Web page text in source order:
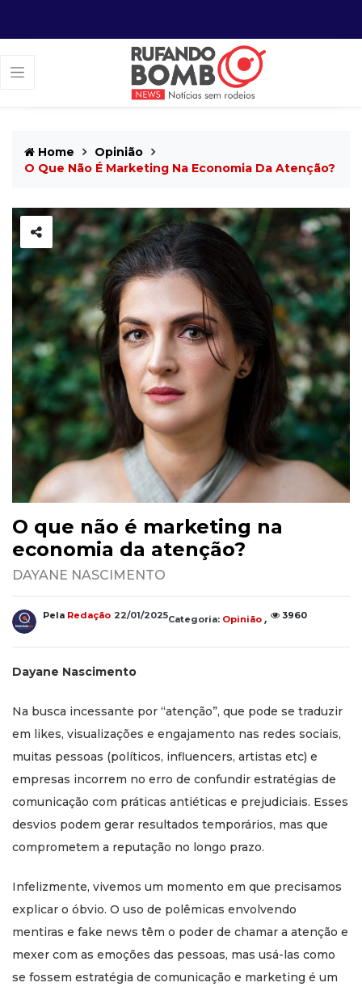
Home
Opinião
O Que Não É Marketing Na Economia Da Atenção?
O que não é marketing na
economia da atenção?
DAYANE NASCIMENTO
Pela Redação 22/01/2025Categoria: Opinião , 3960
Dayane Nascimento
Na busca incessante por “atenção”, que pode se traduzir
em likes, visualizações e engajamento nas redes sociais,
muitas pessoas (políticos, influencers, artistas etc) e
empresas incorrem no erro de confundir estratégias de
comunicação com práticas antiéticas e prejudiciais. Esses
desvios podem gerar resultados temporários, mas que
comprometem a reputação no longo prazo.
Infelizmente, vivemos um momento em que precisamos
explicar o óbvio. O uso de polêmicas envolvendo
mentiras e fake news têm o poder de chamar a atenção e
mexer com as emoções das pessoas, mas usá-las como
se fossem estratégia de comunicação e marketing é um